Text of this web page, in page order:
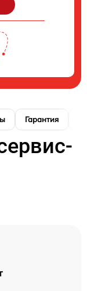
Гарантия